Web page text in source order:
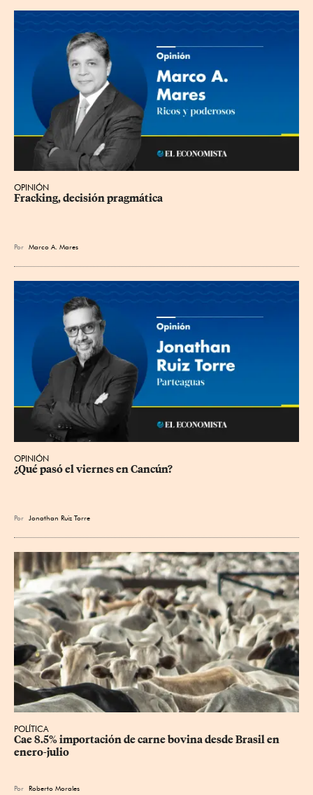
OPINIÓN
Fracking, decisión pragmática
Por Marco A. Mares
OPINIÓN
¿Qué pasó el viernes en Cancún?
Por Jonathan Ruiz Torre
POLÍTICA
Cae 8.5% importación de carne bovina desde Brasil en
enero-julio
Por Roberto Morales